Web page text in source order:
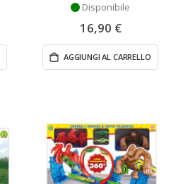
Disponibile
16,90 €
AGGIUNGI AL CARRELLO